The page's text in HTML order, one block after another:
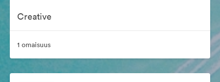
Creative
1 omaisuus